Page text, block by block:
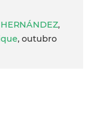
,
, outubro